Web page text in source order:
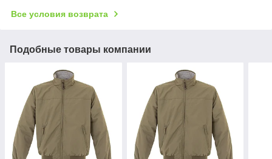
Все условия возврата
Подобные товары компании